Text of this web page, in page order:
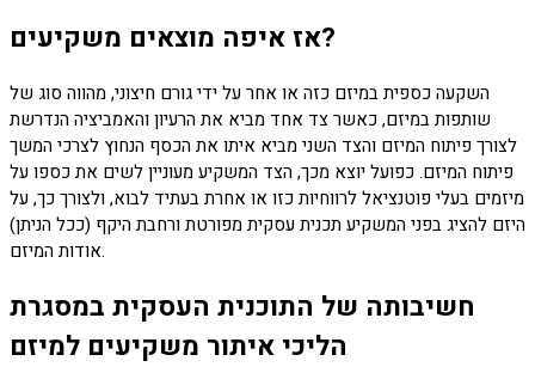
אז איפה מוצאים משקיעים?
השקעה כספית במיזם כזה או אחר על ידי גורם חיצוני, מהווה סוג של
שותפות במיזם, כאשר צד אחד מביא את הרעיון והאמביציה הנדרשת
לצורך פיתוח המיזם והצד השני מביא איתו את הכסף הנחוץ לצרכי המשך
פיתוח המיזם. כפועל יוצא מכך, הצד המשקיע מעוניין לשים את כספו על
מיזמים בעלי פוטנציאל לרווחיות כזו או אחרת בעתיד לבוא, ולצורך כך, על
היזם להציג בפני המשקיע תכנית עסקית מפורטת ורחבת היקף (ככל הניתן)
אודות המיזם.
חשיבותה של התוכנית העסקית במסגרת
הליכי איתור משקיעים למיזם